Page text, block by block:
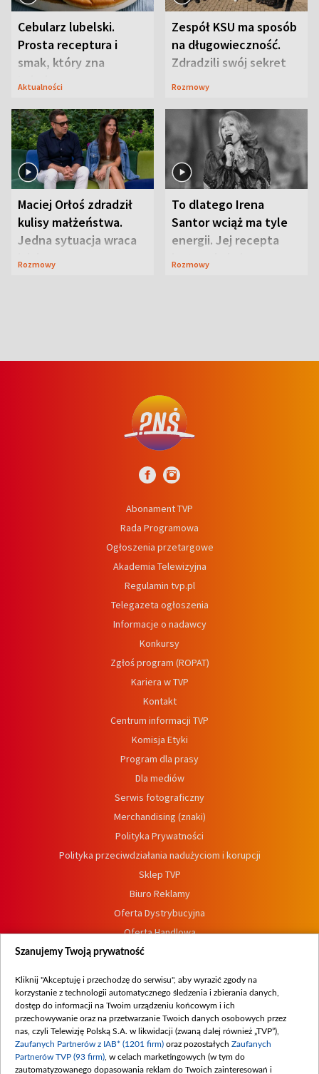
Cebularz lubelski.
Prosta receptura i
smak, który zna
Lubelszczyzna
Aktualności
Zespół KSU ma sposób
na długowieczność.
Zdradzili swój sekret
Rozmowy
Maciej Orłoś zdradził
kulisy małżeństwa.
Jedna sytuacja wraca
jak bumerang
Rozmowy
To dlatego Irena
Santor wciąż ma tyle
energii. Jej recepta
jest zaskakująco
Rozmowy
Abonament TVP
Rada Programowa
Ogłoszenia przetargowe
Akademia Telewizyjna
Regulamin tvp.pl
Telegazeta ogłoszenia
Informacje o nadawcy
Konkursy
Zgłoś program (ROPAT)
Kariera w TVP
Kontakt
Centrum informacji TVP
Komisja Etyki
Program dla prasy
Dla mediów
Serwis fotograficzny
Merchandising (znaki)
Polityka Prywatności
Polityka przeciwdziałania nadużyciom i korupcji
Sklep TVP
Biuro Reklamy
Oferta Dystrybucyjna
Oferta Handlowa
Dostępność
Procedura zgłoszeń wewnętrznych
Szanujemy Twoją prywatność
Kliknij "Akceptuję i przechodzę do serwisu", aby wyrazić zgody na
korzystanie z technologii automatycznego śledzenia i zbierania danych,
dostęp do informacji na Twoim urządzeniu końcowym i ich
przechowywanie oraz na przetwarzanie Twoich danych osobowych przez
nas, czyli Telewizję Polską S.A. w likwidacji (zwaną dalej również „TVP”),
Zaufanych Partnerów z IAB* (1201 firm) oraz pozostałych Zaufanych
Partnerów TVP (93 firm) , w celach marketingowych (w tym do
zautomatyzowanego dopasowania reklam do Twoich zainteresowań i